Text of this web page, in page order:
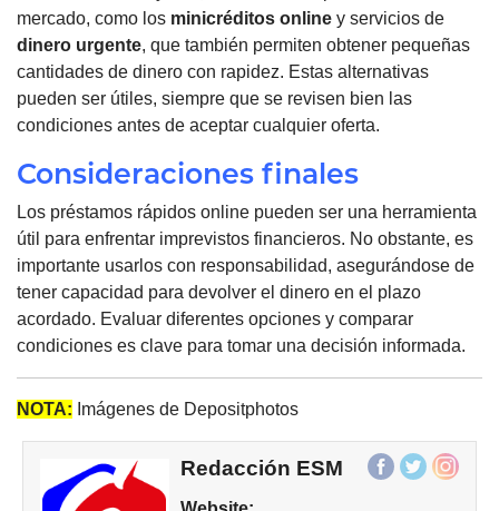
mercado, como los minicréditos online y servicios de
dinero urgente, que también permiten obtener pequeñas
cantidades de dinero con rapidez. Estas alternativas
pueden ser útiles, siempre que se revisen bien las
condiciones antes de aceptar cualquier oferta.
Consideraciones finales
Los préstamos rápidos online pueden ser una herramienta
útil para enfrentar imprevistos financieros. No obstante, es
importante usarlos con responsabilidad, asegurándose de
tener capacidad para devolver el dinero en el plazo
acordado. Evaluar diferentes opciones y comparar
condiciones es clave para tomar una decisión informada.
NOTA: Imágenes de Depositphotos
Redacción ESM